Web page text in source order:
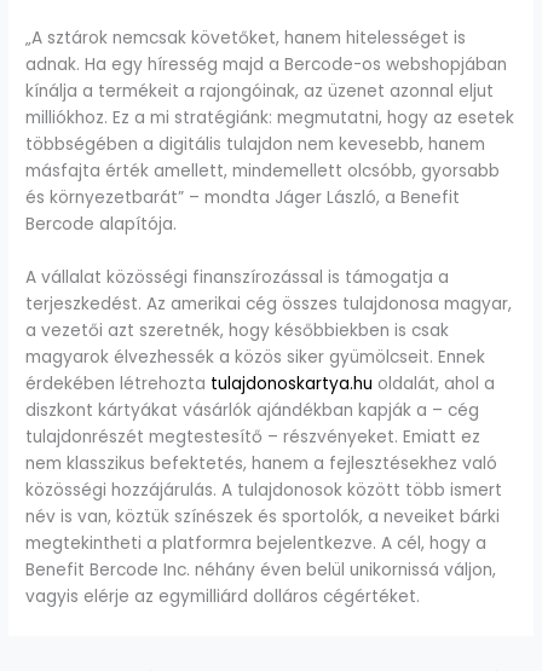
„A sztárok nemcsak követőket, hanem hitelességet is
adnak. Ha egy híresség majd a Bercode-os webshopjában
kínálja a termékeit a rajongóinak, az üzenet azonnal eljut
milliókhoz. Ez a mi stratégiánk: megmutatni, hogy az esetek
többségében a digitális tulajdon nem kevesebb, hanem
másfajta érték amellett, mindemellett olcsóbb, gyorsabb
és környezetbarát” – mondta Jáger László, a Benefit
Bercode alapítója.
A vállalat közösségi finanszírozással is támogatja a
terjeszkedést. Az amerikai cég összes tulajdonosa magyar,
a vezetői azt szeretnék, hogy későbbiekben is csak
magyarok élvezhessék a közös siker gyümölcseit. Ennek
érdekében létrehozta tulajdonoskartya.hu oldalát, ahol a
diszkont kártyákat vásárlók ajándékban kapják a – cég
tulajdonrészét megtestesítő – részvényeket. Emiatt ez
nem klasszikus befektetés, hanem a fejlesztésekhez való
közösségi hozzájárulás. A tulajdonosok között több ismert
név is van, köztük színészek és sportolók, a neveiket bárki
megtekintheti a platformra bejelentkezve. A cél, hogy a
Benefit Bercode Inc. néhány éven belül unikornissá váljon,
vagyis elérje az egymilliárd dolláros cégértéket.